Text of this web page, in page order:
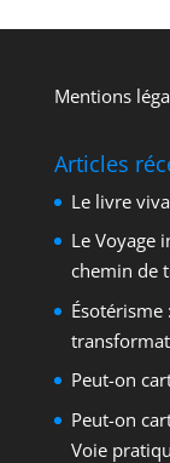
Mentions
Articles
Le livre
Le Voyage
chemin de
Peut-on
Peut-on
Voie